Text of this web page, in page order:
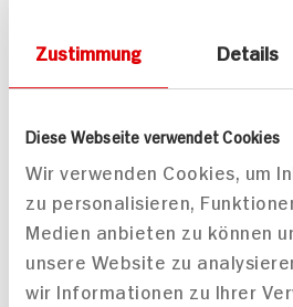
Zustimmung Details
Diese Webseite verwendet Cookies
Wir verwenden Cookies, um
zu personalisieren,
Medien anbieten zu können
unsere Website zu
wir Informationen zu Ihrer
607 kcal p. Portion
Mittel